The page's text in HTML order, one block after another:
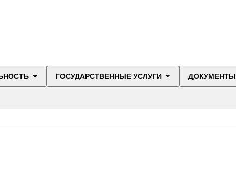
ГОСУДАРСТВЕННЫЕ УСЛУГИ ДОКУМЕНТЫ